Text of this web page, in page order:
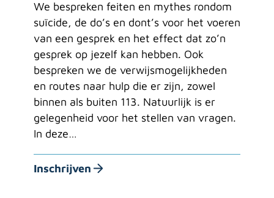
We bespreken feiten en mythes rondom
suïcide, de do’s en dont’s voor het voeren
van een gesprek en het effect dat zo’n
gesprek op jezelf kan hebben. Ook
bespreken we de verwijsmogelijkheden
en routes naar hulp die er zijn, zowel
binnen als buiten 113. Natuurlijk is er
gelegenheid voor het stellen van vragen.
In deze…
Inschrijven